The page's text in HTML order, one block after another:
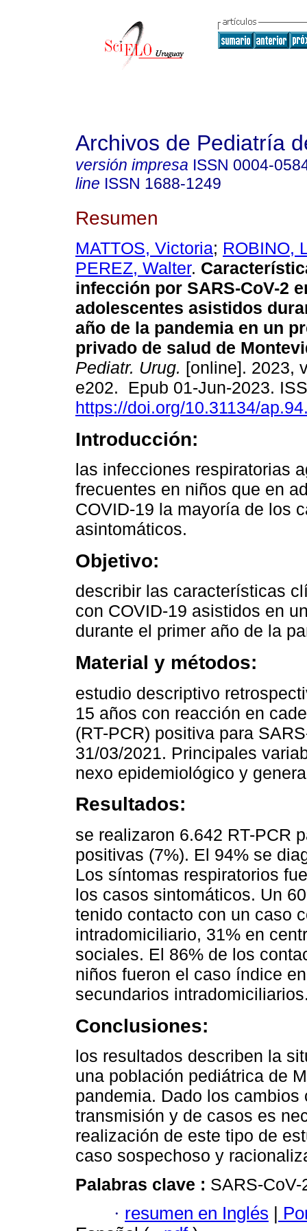
Archivos de Pediatría
versión impresa ISSN 0004-
line ISSN 1688-1249
Resumen
MATTOS, Victoria; ROBINO,
PEREZ, Walter.
infección por SARS-CoV-2
adolescentes asistidos
año de la pandemia en un
privado de salud de
Pediatr. Urug. [online]. 2023,
e202. Epub 01-Jun-2023.
https://doi.org/10.31134/
Introducción:
las infecciones respiratorias
frecuentes en niños que en
COVID-19 la mayoría de los
asintomáticos.
Objetivo:
describir las características
con COVID-19 asistidos en
durante el primer año de la
Material y métodos:
estudio descriptivo
15 años con reacción en
(RT-PCR) positiva para
31/03/2021. Principales
nexo epidemiológico y
Resultados:
se realizaron 6.642 RT-PCR
positivas (7%). El 94% se
Los síntomas respiratorios
los casos sintomáticos. Un
tenido contacto con un caso
intradomiciliario, 31% en
sociales. El 86% de los
niños fueron el caso índice
secundarios
Conclusiones:
los resultados describen la
una población pediátrica de
pandemia. Dado los
transmisión y de casos es
realización de este tipo de
caso sospechoso y
Palabras clave : SARS-
· resumen en Inglés